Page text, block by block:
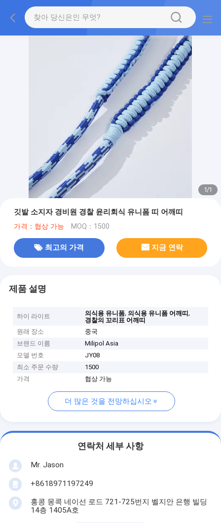
1/1
깃발 소지자 경비원 경찰 윤리회식 유니폼 띠 어깨띠
가격：협상 가능 MOQ：1500
최고의 가격 지금 연락
제품 설명
하이 라이트 의식용 유니폼, 의식용 유니폼 어깨띠,
경찰의 꼬리표 어깨띠
원래 장소
중국
브랜드 이름
Milipol Asia
모델 번호
JY08
최소 주문 수량
1500
가격
협상 가능
더 많은 것을 전망하십시오
연락처 세부 사항
Mr. Jason
+8618971197249
홍콩 몽콕 네이선 로드 721-725번지 벨지안 은행 빌딩
14층 1405A호